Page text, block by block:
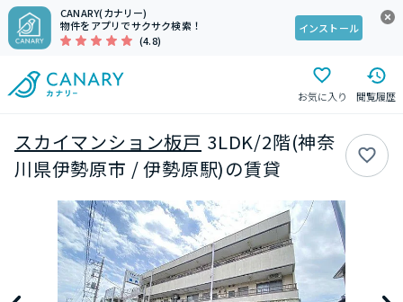
CANARY(カナリー)
物件をアプリでサクサク検索！
(4.8)
インストール
お気に入り 閲覧履歴
スカイマンション板戸 3LDK/2階(神奈
川県伊勢原市 / 伊勢原駅)の賃貸